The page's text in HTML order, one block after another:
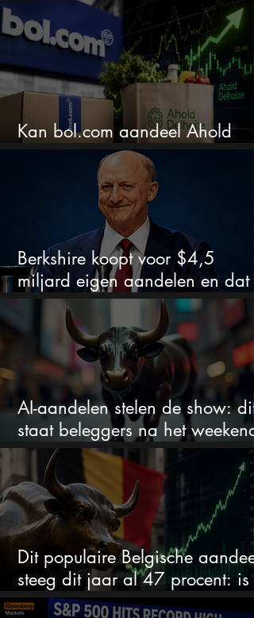
Kan bol.com aandeel Ahold
nieuw leven inblazen?
Berkshire koopt voor $4,5
miljard eigen aandelen en dat
zegt veel over de waardering
AI-aandelen stelen de show: dit
staat beleggers na het weekend
te wachten
Dit populaire Belgische aandeel
steeg dit jaar al 47 procent: is
ruimte voor meer?